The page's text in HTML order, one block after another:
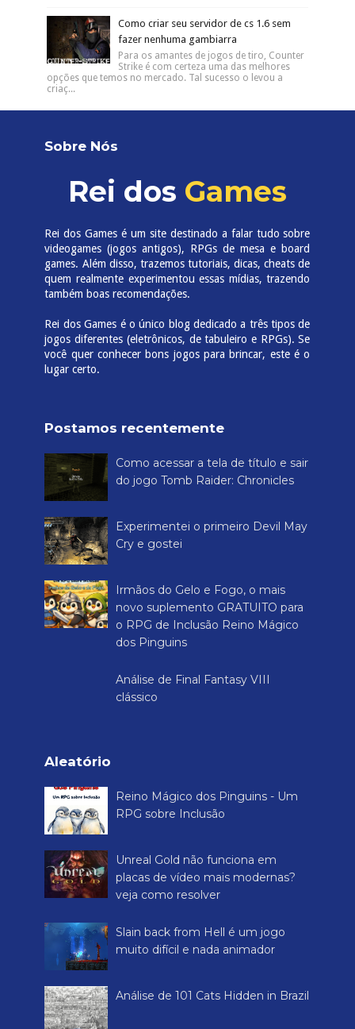
Como criar seu servidor de cs 1.6 sem
fazer nenhuma gambiarra
Para os amantes de jogos de tiro, Counter
Strike é com certeza uma das melhores
opções que temos no mercado. Tal sucesso o levou a
criaç...
Sobre Nós
Rei dos Games
Rei dos Games é um site destinado a falar tudo sobre
videogames (jogos antigos), RPGs de mesa e board
games. Além disso, trazemos tutoriais, dicas, cheats de
quem realmente experimentou essas mídias, trazendo
também boas recomendações.
Rei dos Games é o único blog dedicado a três tipos de
jogos diferentes (eletrônicos, de tabuleiro e RPGs). Se
você quer conhecer bons jogos para brincar, este é o
lugar certo.
Postamos recentemente
Como acessar a tela de título e sair
do jogo Tomb Raider: Chronicles
Experimentei o primeiro Devil May
Cry e gostei
Irmãos do Gelo e Fogo, o mais
novo suplemento GRATUITO para
o RPG de Inclusão Reino Mágico
dos Pinguins
Análise de Final Fantasy VIII
clássico
Aleatório
Reino Mágico dos Pinguins - Um
RPG sobre Inclusão
Unreal Gold não funciona em
placas de vídeo mais modernas?
veja como resolver
Slain back from Hell é um jogo
muito difícil e nada animador
Análise de 101 Cats Hidden in Brazil